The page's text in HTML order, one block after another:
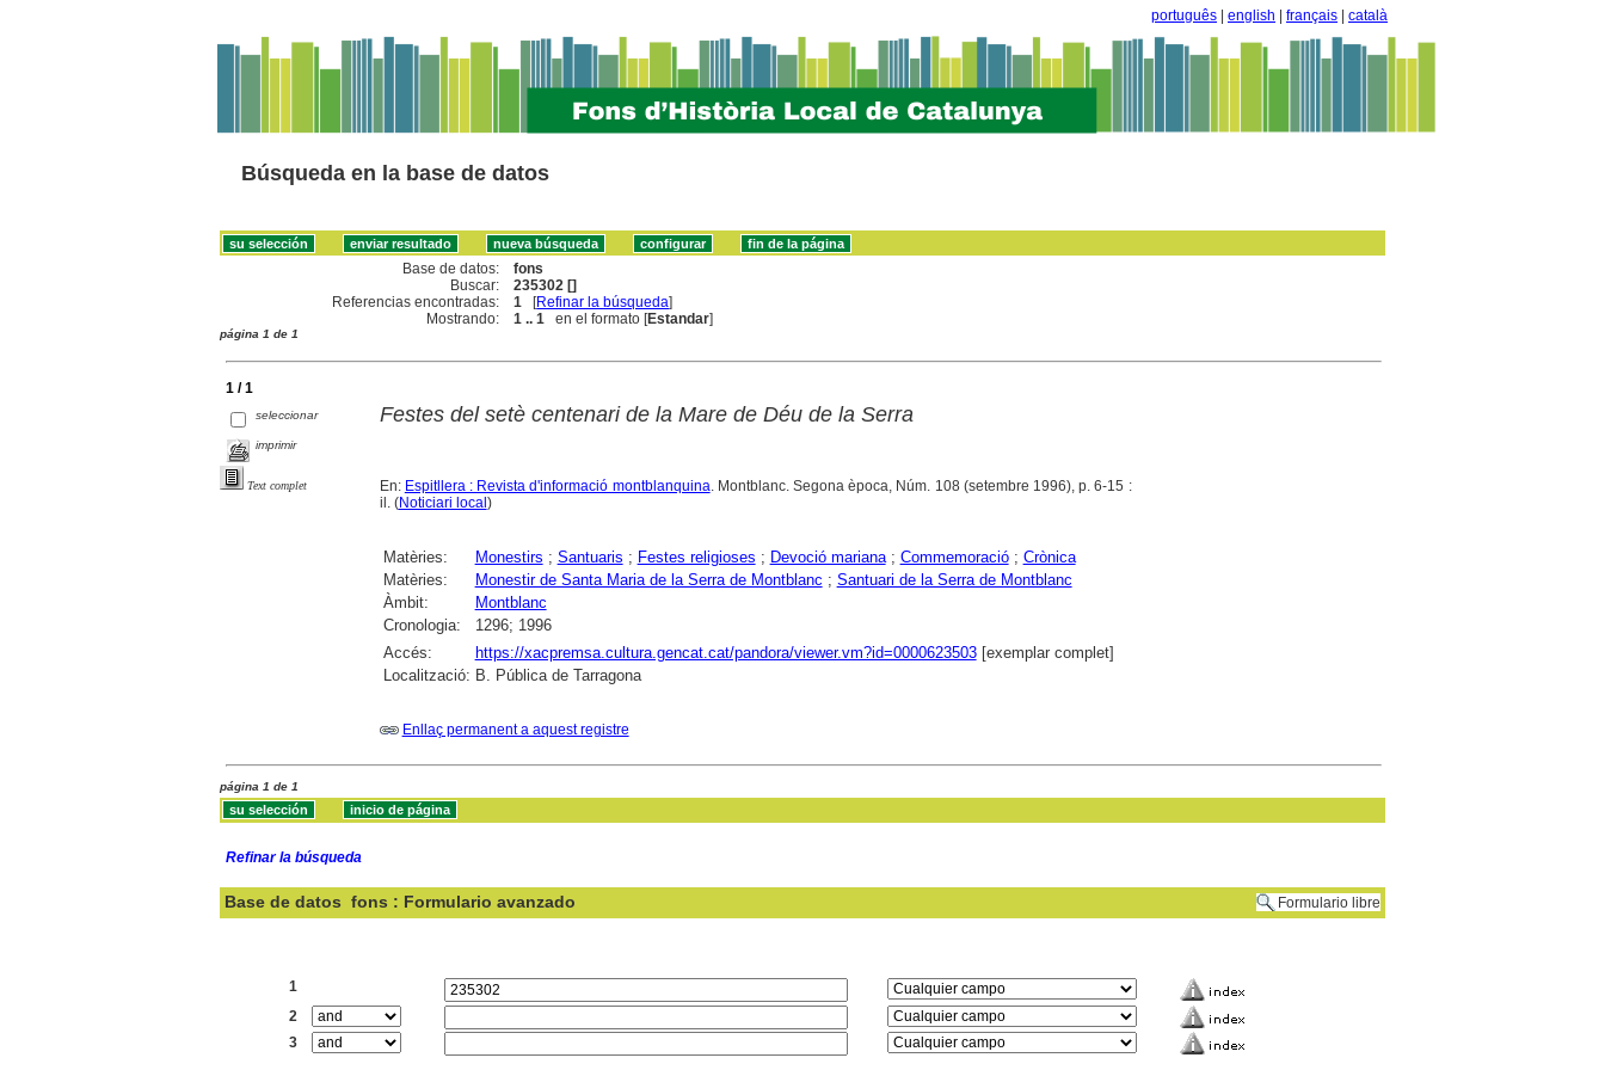
português english français català
Búsqueda en la base de datos
Base de datos:
fons
Buscar:
235302 []
Referencias encontradas:
1 [Refinar la búsqueda]
Mostrando:
1 .. 1 en el formato [Estandar]
página 1 de 1
1 / 1
seleccionar
imprimir
Text complet
Festes del setè centenari de la Mare de Déu de la Serra
En: Espitllera : Revista d'informació montblanquina. Montblanc. Segona època, Núm. 108 (setembre 1996), p. 6-15 :
il. (Noticiari local)
Matèries: Monestirs ; Santuaris ; Festes religioses ; Devoció mariana; Commemoració; Crònica
Matèries:
Monestir de Santa Maria de la Serra de Montblanc ; Santuari de la Serra de Montblanc
Àmbit:
Montblanc
Cronologia:
1296; 1996
Accés:
https://xacpremsa.cultura.gencat.cat/pandora/viewer.vm?id=0000623503[exemplar complet]
Localització: B. Pública de Tarragona
Enllaç permanent a aquest registre
página 1 de 1
Refinar la búsqueda
Base de datos fons : Formulario avanzado Formulario libre
1
2
3